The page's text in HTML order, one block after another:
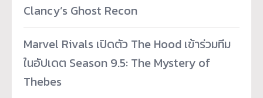
Clancy’s Ghost Recon
Marvel Rivals เปิดตัว The Hood เข้าร่วมทีม
ในอัปเดต Season 9.5: The Mystery of
Thebes